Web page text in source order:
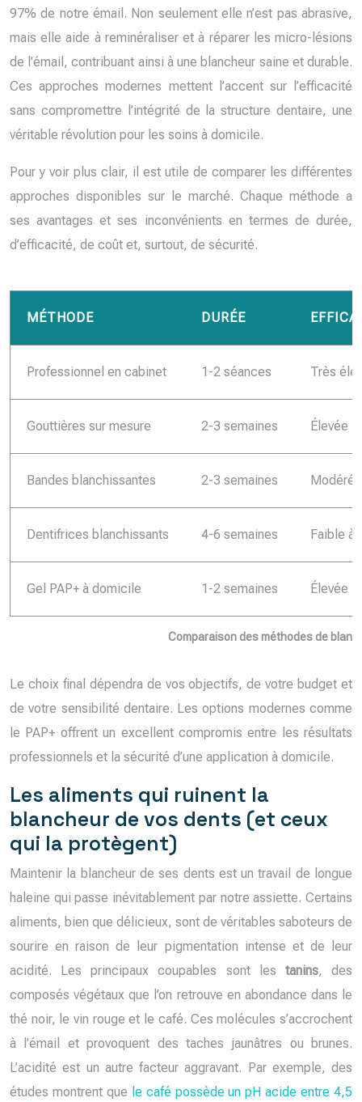
97% de notre émail. Non seulement elle n’est pas abrasive,
mais elle aide à reminéraliser et à réparer les micro-lésions
de l’émail, contribuant ainsi à une blancheur saine et durable.
Ces approches modernes mettent l’accent sur l’efficacité
sans compromettre l’intégrité de la structure dentaire, une
véritable révolution pour les soins à domicile.
Pour y voir plus clair, il est utile de comparer les différentes
approches disponibles sur le marché. Chaque méthode a
ses avantages et ses inconvénients en termes de durée,
d’efficacité, de coût et, surtout, de sécurité.
Comparaison des méthodes de
MÉTHODE DURÉE
Professionnel en cabinet 1-2 séances Très
Gouttières sur mesure 2-3 semaines Élevée
Bandes blanchissantes 2-3 semaines Modérée
Dentifrices blanchissants 4-6 semaines Faible à
Gel PAP+ à domicile 1-2 semaines Élevée
Le choix final dépendra de vos objectifs, de votre budget et
de votre sensibilité dentaire. Les options modernes comme
le PAP+ offrent un excellent compromis entre les résultats
professionnels et la sécurité d’une application à domicile.
Les aliments qui ruinent la
blancheur de vos dents (et ceux
qui la protègent)
Maintenir la blancheur de ses dents est un travail de longue
haleine qui passe inévitablement par notre assiette. Certains
aliments, bien que délicieux, sont de véritables saboteurs de
sourire en raison de leur pigmentation intense et de leur
acidité. Les principaux coupables sont les tanins, des
composés végétaux que l’on retrouve en abondance dans le
thé noir, le vin rouge et le café. Ces molécules s’accrochent
à l’émail et provoquent des taches jaunâtres ou brunes.
L’acidité est un autre facteur aggravant. Par exemple, des
études montrent que le café possède un pH acide entre 4,5